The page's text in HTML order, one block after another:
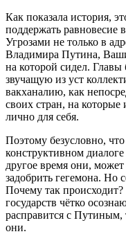
Как показала история,
поддержать равновесие
Угрозами не только в
Владимира Путина,
на которой сидел.
звучащую из уст
вакханалию, как
своих стран, на
лично для себя.
Поэтому безусловно,
конструктивном
другое время они,
задобрить гегемона. Но
Почему так
государств чётко
расправится с Путиным,
они.